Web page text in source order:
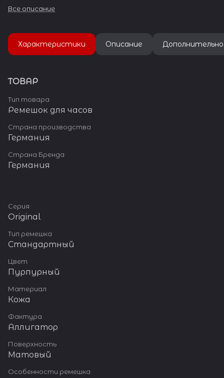
Все описание
Характеристики Описание Дополнительно
ТОВАР
Тип товара
Ремешок для часов
Страна производства
Германия
Страна Бренда
Германия
Серия
Original
Тип ремешка
Стандартный
Цвет
Пурпурный
Материал
Кожа
Фактура
Аллигатор
Поверхность
Матовый
Особенности ремешка